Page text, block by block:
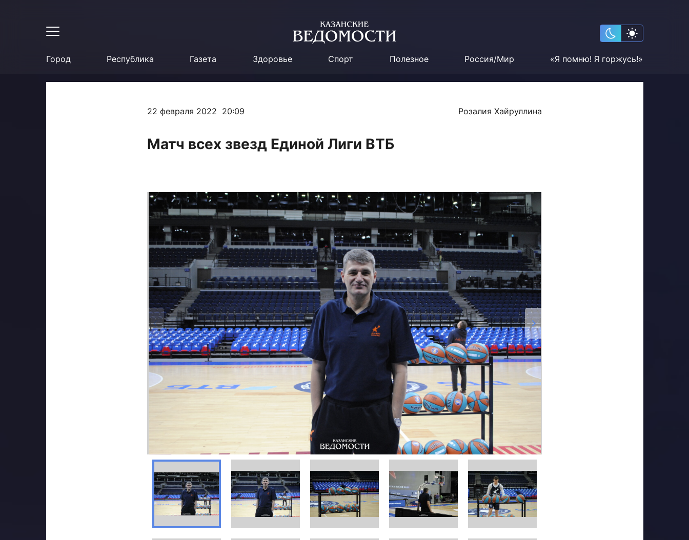
Город Республика Газета Здоровье Спорт Полезное Россия/Мир «Я помню! Я горжусь!»
22 февраля 2022 20:09 Розалия Хайруллина
Матч всех звезд Единой Лиги ВТБ